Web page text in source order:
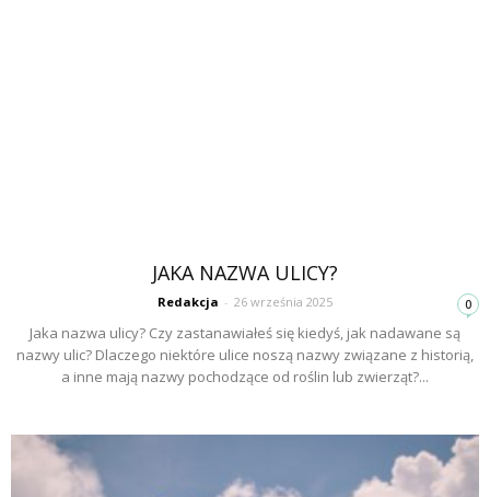
JAKA NAZWA ULICY?
Redakcja - 26 września 2025 0
Jaka nazwa ulicy? Czy zastanawiałeś się kiedyś, jak nadawane są
nazwy ulic? Dlaczego niektóre ulice noszą nazwy związane z historią,
a inne mają nazwy pochodzące od roślin lub zwierząt?...